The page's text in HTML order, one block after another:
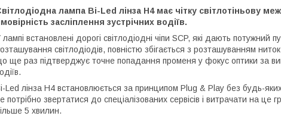
лампа Bi-Led лінза H4 має чітку світлотіньову
засліплення зустрічних водіїв.
лампі встановлені дорогі світлодіодні чіпи SCP, які дають потужний
світлодіодів, повністю збігається з розташуванням
ще раз підтверджує точне попадання променя у фокус оптики за
Led лінза H4 встановлюється за принципом Plug & Play без будь-
потрібно звертатися до спеціалізованих сервісів і витрачати на
5 хвилин.